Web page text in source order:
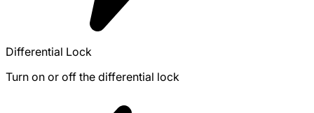
Differential Lock
Turn on or off the differential lock